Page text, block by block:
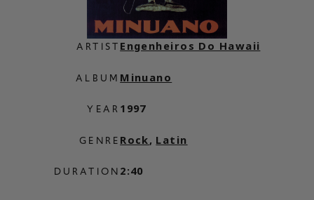
ARTIST
ALBUM
YEAR
GENRE
DURATION
Engenheiros Do Hawaii
Minuano
1997
Rock, Latin
2:40